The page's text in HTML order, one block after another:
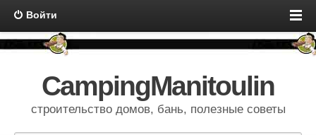
Войти
CampingManitoulin
строительство домов, бань, полезные советы